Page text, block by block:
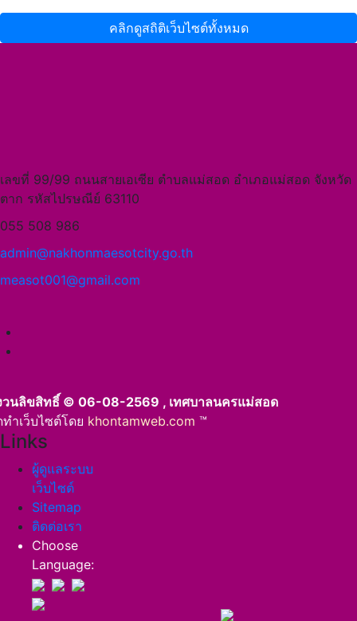
คลิกดูสถิติเว็บไซต์ทั้งหมด
เลขที่ 99/99 ถนนสายเอเซีย ตำบลแม่สอด อำเภอแม่สอด จังหวัด
ตาก รหัสไปรษณีย์ 63110
055 508 986
admin@nakhonmaesotcity.go.th
measot001@gmail.com
วนลิขสิทธิ์ © 06-08-2569 , เทศบาลนครแม่สอด
ำเว็บไซต์โดย khontamweb.com ™
Links
ผู้ดูแลระบบ
เว็บไซต์
Sitemap
ติดต่อเรา
Choose
Language: